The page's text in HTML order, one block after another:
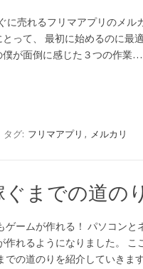
に売れるフリマアプリのメ
って、 最初に始めるのに最
僕が面倒に感じた３つの作業…
タグ: フリマアプリ , メルカリ
までの道のり
ゲームが作れる！ パソコンと
作れるようになりました。 こ
での道のりを紹介していきま